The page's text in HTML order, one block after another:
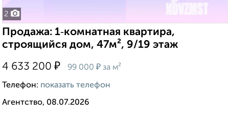
2
Продажа: 1‑комнатная квартира,
строящийся дом, 47м², 9/19 этаж
4 633 200 ₽ 99 000 ₽ за м²
Телефон: показать телефон
Агентство, 08.07.2026